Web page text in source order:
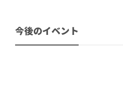
今後のイベント